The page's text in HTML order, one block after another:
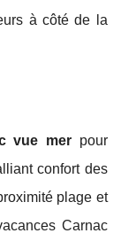
à côté de la
vue merpour
confort des
plage et
Carnac